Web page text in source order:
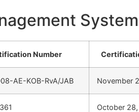
System
Number
AE-KOB-RvA/JAB November
October